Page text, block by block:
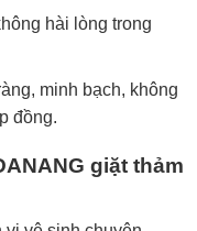
hài lòng trong
minh bạch, không
đồng.
giặt thảm